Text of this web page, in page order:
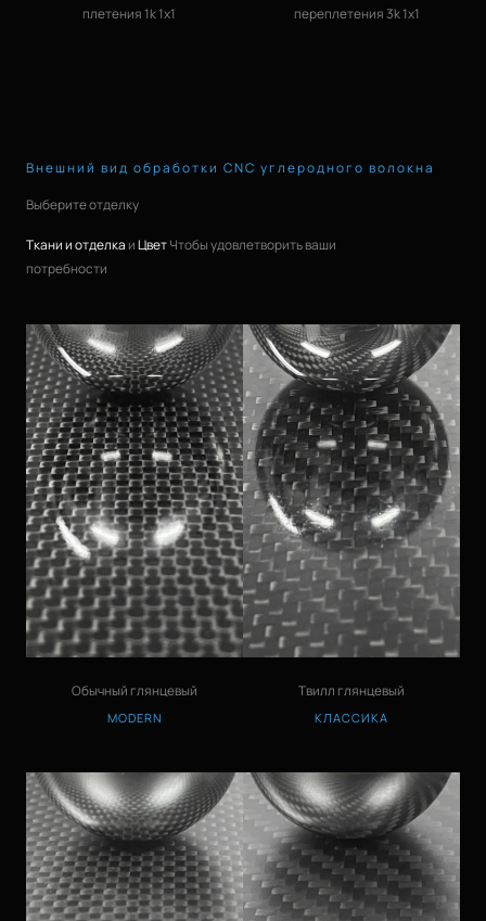
плетения 1k 1x1
переплетения 3k 1x1
Внешний вид обработки CNC углеродного волокна
Выберите отделку
Ткани и отделка иЦветЧтобы удовлетворить ваши
потребности
Обычный глянцевый
MODERN
Твилл глянцевый
КЛАССИКА